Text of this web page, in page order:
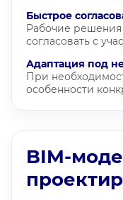
Быстрое
Рабочие
согласовать с
Адаптация под
При
особенности
BIM-